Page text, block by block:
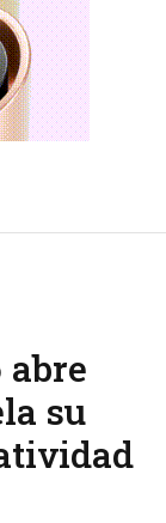
abre
su